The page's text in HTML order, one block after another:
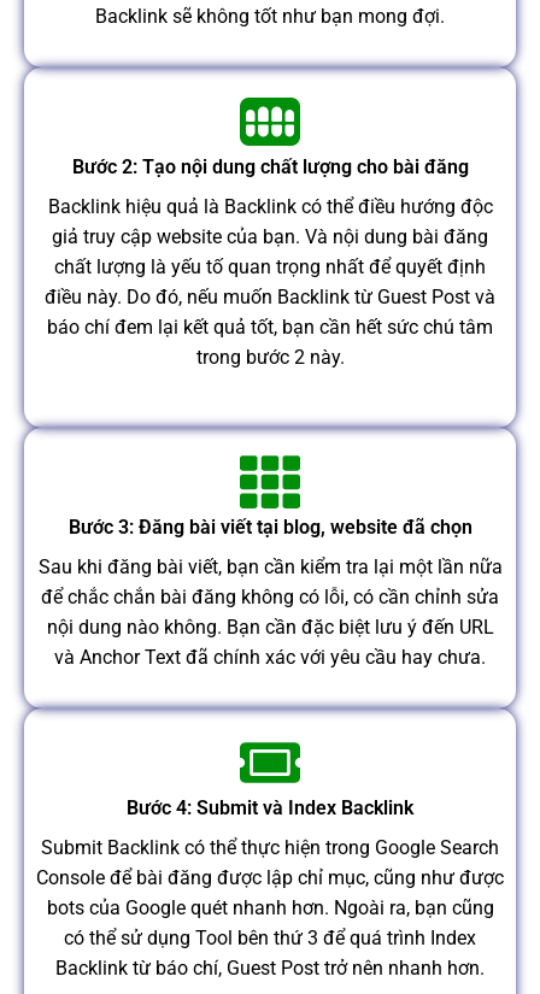
Backlink sẽ không tốt như bạn mong đợi.
Bước 2: Tạo nội dung chất lượng cho bài đăng
Backlink hiệu quả là Backlink có thể điều hướng độc
giả truy cập website của bạn. Và nội dung bài đăng
chất lượng là yếu tố quan trọng nhất để quyết định
điều này. Do đó, nếu muốn Backlink từ Guest Post và
báo chí đem lại kết quả tốt, bạn cần hết sức chú tâm
trong bước 2 này.
Bước 3: Đăng bài viết tại blog, website đã chọn
Sau khi đăng bài viết, bạn cần kiểm tra lại một lần nữa
để chắc chắn bài đăng không có lỗi, có cần chỉnh sửa
nội dung nào không. Bạn cần đặc biệt lưu ý đến URL
và Anchor Text đã chính xác với yêu cầu hay chưa.
Bước 4: Submit và Index Backlink
Submit Backlink có thể thực hiện trong Google Search
Console để bài đăng được lập chỉ mục, cũng như được
bots của Google quét nhanh hơn. Ngoài ra, bạn cũng
có thể sử dụng Tool bên thứ 3 để quá trình Index
Backlink từ báo chí, Guest Post trở nên nhanh hơn.